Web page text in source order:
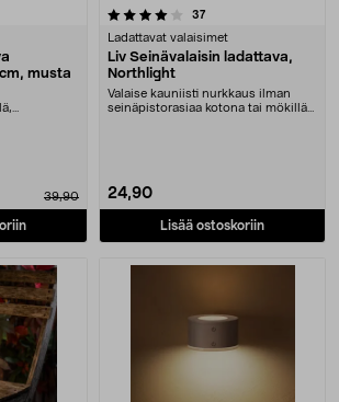
musta
39,90
37arvostelut
Ladattavat valaisimet
Liv Seinävalaisin ladattava,
Northlight
Valaise kauniisti nurkkaus ilman
seinäpistorasiaa kotona tai mökillä
24,90
Lisää ostoskoriin